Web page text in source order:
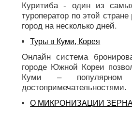
Куритиба - один из
туроператор по этой
город на несколько дней.
Туры в Куми, Корея
Онлайн система
городе Южной Кореи
Куми – популярном
достопримечательностями.
О МИКРОНИЗАЦИИ